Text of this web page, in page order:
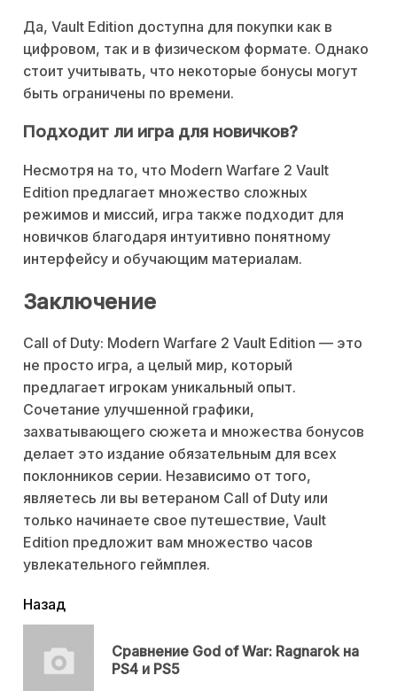
Да, Vault Edition доступна для покупки как в
цифровом, так и в физическом формате. Однако
стоит учитывать, что некоторые бонусы могут
быть ограничены по времени.
Подходит ли игра для новичков?
Несмотря на то, что Modern Warfare 2 Vault
Edition предлагает множество сложных
режимов и миссий, игра также подходит для
новичков благодаря интуитивно понятному
интерфейсу и обучающим материалам.
Заключение
Call of Duty: Modern Warfare 2 Vault Edition — это
не просто игра, а целый мир, который
предлагает игрокам уникальный опыт.
Сочетание улучшенной графики,
захватывающего сюжета и множества бонусов
делает это издание обязательным для всех
поклонников серии. Независимо от того,
являетесь ли вы ветераном Call of Duty или
только начинаете свое путешествие, Vault
Edition предложит вам множество часов
увлекательного геймплея.
читать
Назад
Сравнение God of War: Ragnarok на
PS4 и PS5